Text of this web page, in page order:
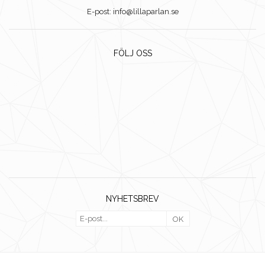
E-post: info@lillaparlan.se
FÖLJ OSS
NYHETSBREV
OK